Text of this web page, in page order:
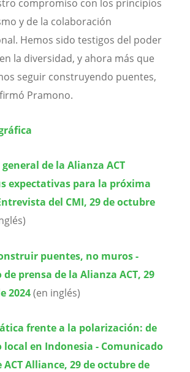
compromiso con los principios
y de la colaboración
Hemos sido testigos del poder
la diversidad, y ahora más que
seguir construyendo puentes,
Pramono.
de la Alianza ACT
expectativas para la próxima
del CMI, 29 de octubre
puentes, no muros -
prensa de la Alianza ACT, 29
2024(en inglés)
frente a la polarización: de
local en Indonesia - Comunicado
ACT Alliance, 29 de octubre de